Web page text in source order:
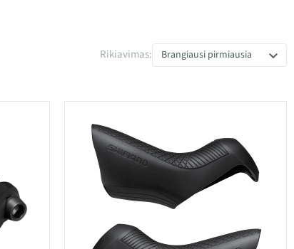
Rikiavimas: Brangiausi pirmiausia